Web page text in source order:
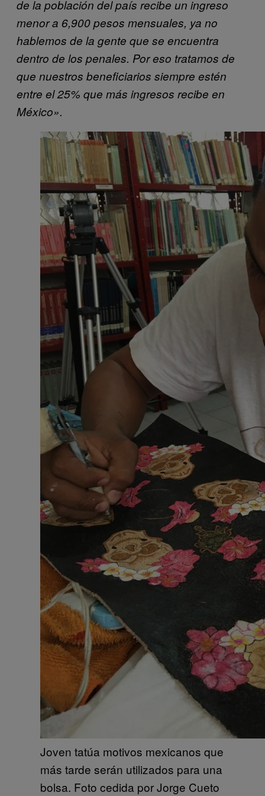
de la población del país recibe un ingreso
menor a 6,900 pesos mensuales, ya no
hablemos de la gente que se encuentra
dentro de los penales. Por eso tratamos de
que nuestros beneficiarios siempre estén
entre el 25% que más ingresos recibe en
México».
Joven tatúa motivos mexicanos que
más tarde serán utilizados para una
bolsa. Foto cedida por Jorge Cueto